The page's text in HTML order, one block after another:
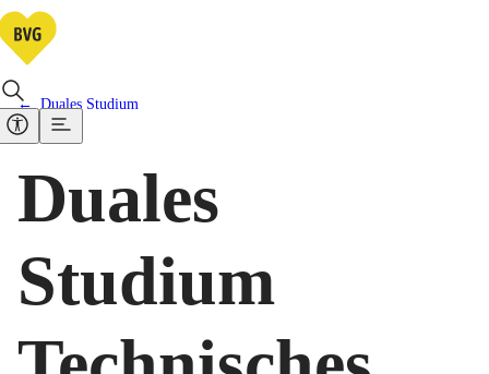
Duales Studium
Duales
Studium